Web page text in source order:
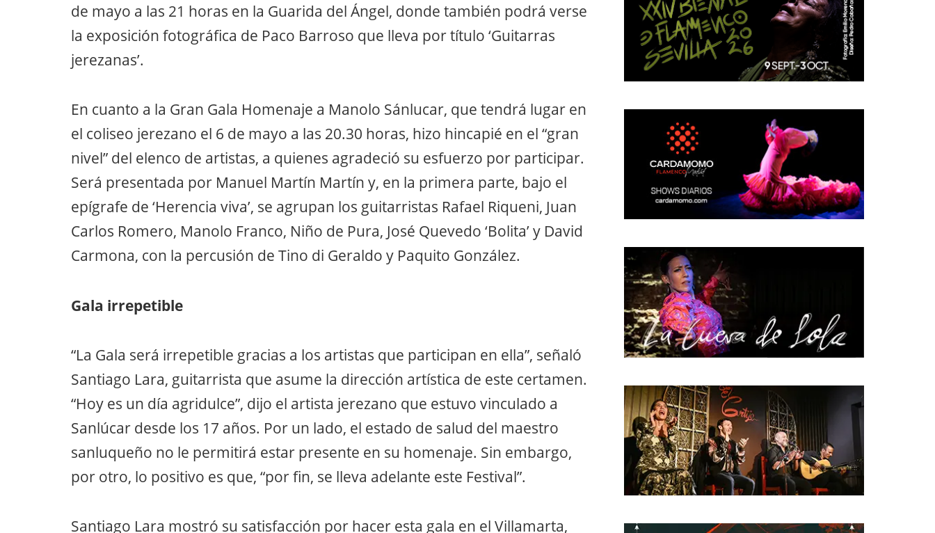
de mayo a las 21 horas en la Guarida del Ángel, donde también podrá verse
la exposición fotográfica de Paco Barroso que lleva por título ‘Guitarras
jerezanas’.
En cuanto a la Gran Gala Homenaje a Manolo Sánlucar, que tendrá lugar en
el coliseo jerezano el 6 de mayo a las 20.30 horas, hizo hincapié en el “gran
nivel” del elenco de artistas, a quienes agradeció su esfuerzo por participar.
Será presentada por Manuel Martín Martín y, en la primera parte, bajo el
epígrafe de ‘Herencia viva’, se agrupan los guitarristas Rafael Riqueni, Juan
Carlos Romero, Manolo Franco, Niño de Pura, José Quevedo ‘Bolita’ y David
Carmona, con la percusión de Tino di Geraldo y Paquito González.
Gala irrepetible
“La Gala será irrepetible gracias a los artistas que participan en ella”, señaló
Santiago Lara, guitarrista que asume la dirección artística de este certamen.
“Hoy es un día agridulce”, dijo el artista jerezano que estuvo vinculado a
Sanlúcar desde los 17 años. Por un lado, el estado de salud del maestro
sanluqueño no le permitirá estar presente en su homenaje. Sin embargo,
por otro, lo positivo es que, “por fin, se lleva adelante este Festival”.
Santiago Lara mostró su satisfacción por hacer esta gala en el Villamarta,